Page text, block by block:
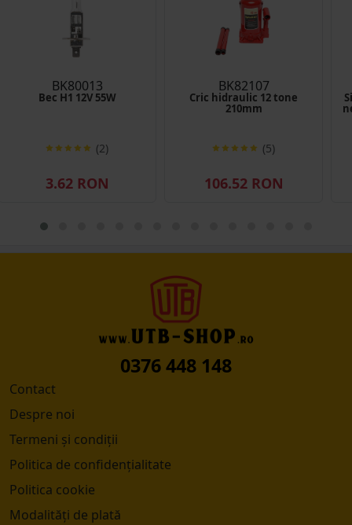
BK80013
Bec H1 12V 55W
(2)
3.62 RON
BK82107
Cric hidraulic 12 tone
210mm
(5)
106.52 RON
0376 448 148
Contact
Despre noi
Termeni și condiții
Politica de confidențialitate
Politica cookie
Modalități de plată